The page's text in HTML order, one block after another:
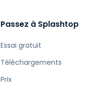
Passez à Splashtop
Essai gratuit
Téléchargements
Prix